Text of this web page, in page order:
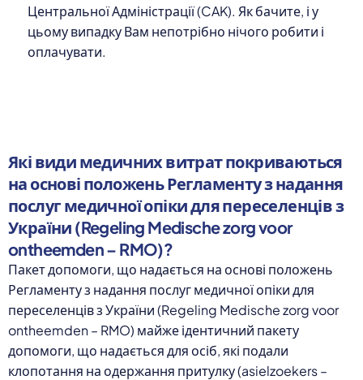
Центральної Адміністрації (CAK). Як бачите, і у
цьому випадку Вам непотрібно нічого робити і
оплачувати.
Які види медичних витрат покриваються
на основі положень Регламенту з надання
послуг медичної опіки для переселенців з
України (Regeling Medische zorg voor
ontheemden – RMO)?
Пакет допомоги, що надається на основі положень
Регламенту з надання послуг медичної опіки для
переселенців з України (Regeling Medische zorg voor
ontheemden – RMO) майже ідентичний пакету
допомоги, що надається для осіб, які подали
клопотання на одержання притулку (asielzoekers –